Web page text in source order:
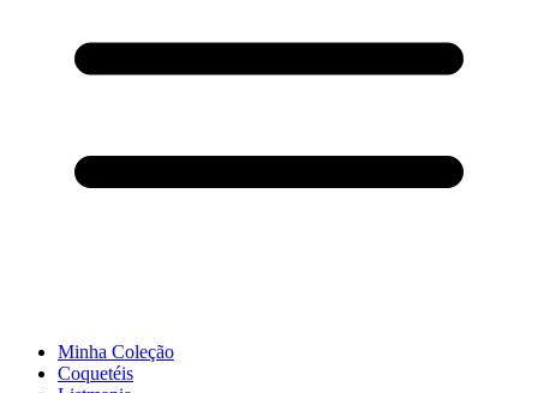
Minha Coleção
Coquetéis